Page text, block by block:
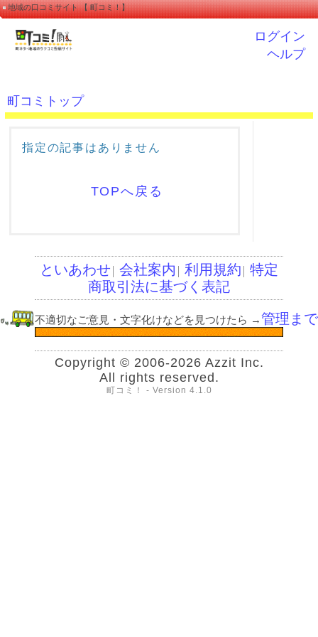
地域の口コミサイト 【 町コミ！】
ログイン
ヘルプ
町コミトップ
指定の記事はありません
TOPへ戻る
といあわせ 会社案内 利用規約 特定
商取引法に基づく表記
不適切なご意見・文字化けなどを見つけたら →管理まで
Copyright © 2006-2026 Azzit Inc.
All rights reserved.
町コミ！ - Version 4.1.0